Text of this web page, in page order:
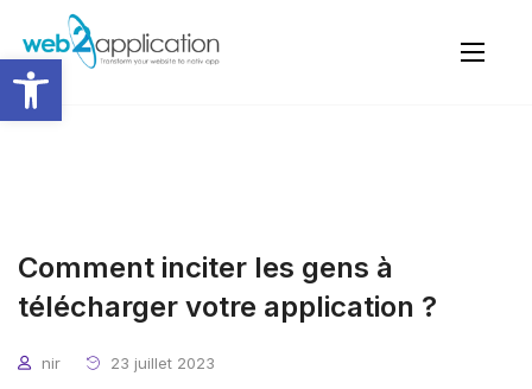
Comment inciter les gens à
télécharger votre application ?
nir 23 juillet 2023
Ouvrir la barre d’outils